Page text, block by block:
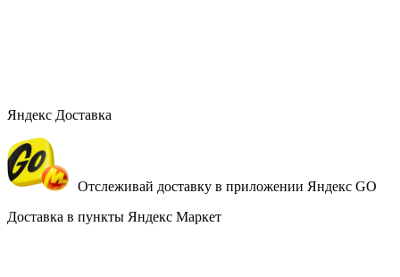
Яндекс Доставка
Отслеживай доставку в приложении Яндекс GO
Доставка в пункты Яндекс Маркет